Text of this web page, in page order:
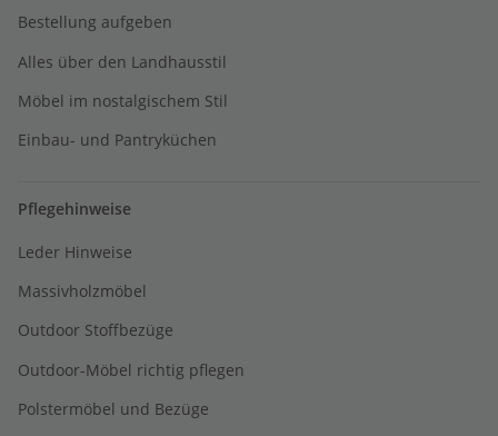
Bestellung aufgeben
Alles über den Landhausstil
Möbel im nostalgischem Stil
Einbau- und Pantryküchen
Pflegehinweise
Leder Hinweise
Massivholzmöbel
Outdoor Stoffbezüge
Outdoor-Möbel richtig pflegen
Polstermöbel und Bezüge